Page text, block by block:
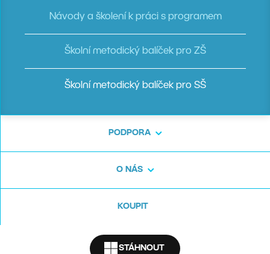
Návody a školení k práci s programem
Školní metodický balíček pro ZŠ
Školní metodický balíček pro SŠ
PODPORA
O NÁS
KOUPIT
STÁHNOUT
Pořiďte si nové Školní metodiky pro výuku
školách a odborných učilišť.
informatiky. Program a materiály jsme
totiž připravili za vás.
Objednat školní metodiky pro SŠ a odborná
učiliště